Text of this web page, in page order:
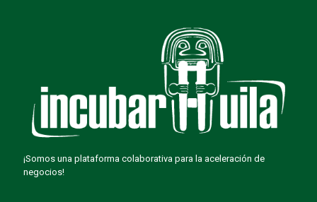
¡Somos una plataforma colaborativa para la aceleración de
negocios!